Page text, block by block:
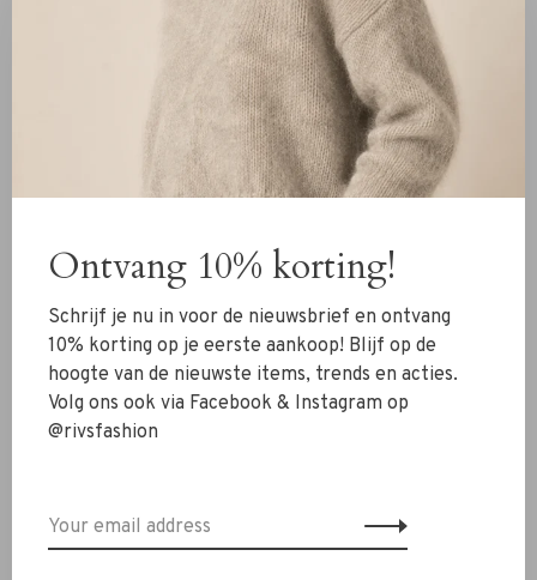
Showing 1 - 2 of 2
New Arrivals
Shoes
Jewelry
Accessoires
SALE
About us
Ontvang 10% korting!
Schrijf je nu in voor de nieuwsbrief en ontvang
10% korting op je eerste aankoop! Blijf op de
hoogte van de nieuwste items, trends en acties.
Volg ons ook via Facebook & Instagram op
@rivsfashion